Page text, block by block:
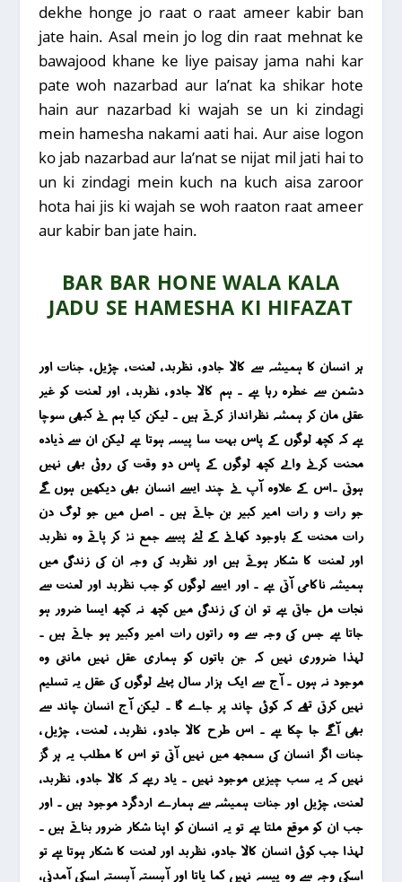
dekhe honge jo raat o raat ameer kabir ban
jate hain. Asal mein jo log din raat mehnat ke
bawajood khane ke liye paisay jama nahi kar
pate woh nazarbad aur la’nat ka shikar hote
hain aur nazarbad ki wajah se un ki zindagi
mein hamesha nakami aati hai. Aur aise logon
ko jab nazarbad aur la’nat se nijat mil jati hai to
un ki zindagi mein kuch na kuch aisa zaroor
hota hai jis ki wajah se woh raaton raat ameer
aur kabir ban jate hain.
BAR BAR HONE WALA KALA
JADU SE HAMESHA KI HIFAZAT
ہر انسان کا ہمیشہ سے کالا جادو ، نظربد ، لعنت ، چڑیل ، جنات اور
دشمن سے خطرہ رہا ہے ۔ ہم کالا جادو ، نظربد ، اور لعنت کو غیر
عقلی مان کر ہمشہ نظرانداز کرتے ہیں ۔ لیکن کیا ہم نے کبھی سوچا
ہے کہ کچھ لوگوں کے پاس بہت سا پیسہ ہوتا ہے لیکن ان سے ذیادہ
محنت کرنے والے کچھ لوگوں کے پاس دو وقت کی روٹی بھی نہیں
ہوتی ۔اس کے علاوہ آپ نے چند ایسے انسان بھی دیکھیں ہوں گے
جو رات و رات امیر کبیر بن جاتے ہیں ۔اصل میں جو لوگ دن
رات محنت کے باوجود کھانے کے لئے پیسے جمع نہٰ کر پاتے وہ نظربد
اور لعنت کا شکار ہوتے ہیں اور نظربد کی وجہ ان کی زندگی میں
ہمیشہ ناکامی آتی ہے ۔ اور ایسے لوگوں کو جب نظربد اور لعنت سے
نجات مل جاتی ہے تو ان کی زندگی میں کچھ نہ کچھ ایسا ضرور ہو
جاتا ہے جس کی وجہ سے وہ راتوں رات امیر وکبیر ہو جاتے ہیں ۔
لہذا ضروری نہیں کہ جن باتوں کو ہماری عقل نہیں مانتی وہ
موجود نہ ہوں ۔ آج سے ایک ہزار سال پہلے لوگوں کی عقل یہ تسلیم
نہیں کرتی تھے کہ کوئی چاند پر جاے گا ۔ لیکن آج انسان چاند سے
بھی آگے جا چکا ہے ۔ اس طرح کالا جادو ، نظربد ، لعنت ، چڑیل ،
جنات اگر انسان کی سمجھ میں نہیں آتی تو اس کا مطلب یہ ہر گز
نہیں کہ یہ سب چیزیں موجود نہیں ۔ یاد رہے کہ کالا جادو ، نظربد ،
لعنت ، چڑیل اور جنات ہمیشہ سے ہمارے اردگرد موجود ہیں ۔ اور
جب ان کو موقع ملتا ہے تو یہ انسان کو اپنا شکار ضرور بناتے ہیں ۔
لہذا جب کوئی انسان کالا جادو ، نظربد اور لعنت کا شکار ہوتا ہے تو
اسکی وجہ سے وہ پیسہ نہیں کما پاتا اور آہستہ آہستہ اسکی آمدنی ،